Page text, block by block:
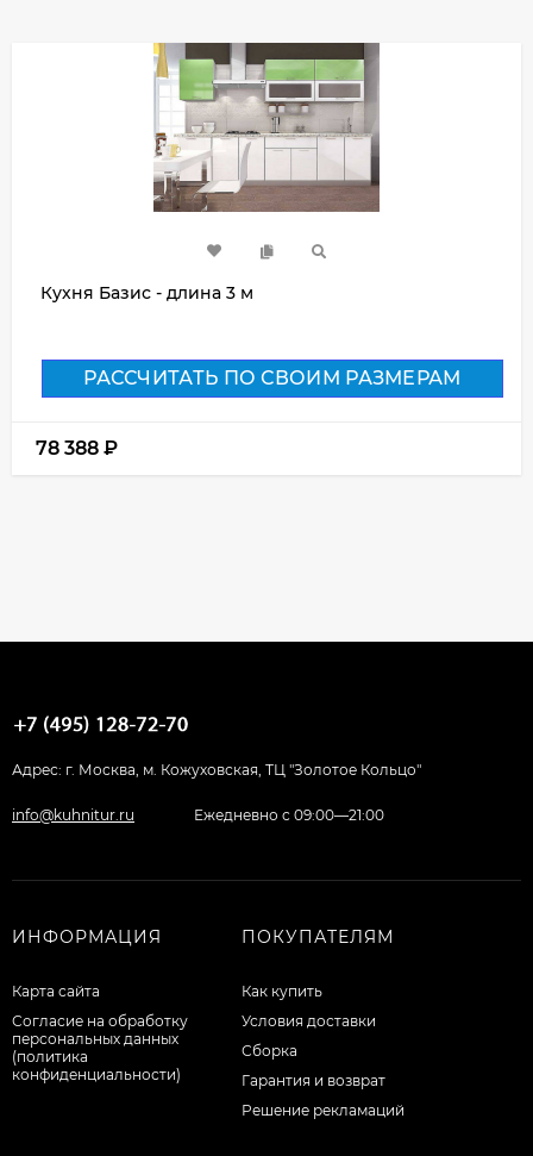
Кухня Базис - длина 3 м
РАССЧИТАТЬ ПО СВОИМ РАЗМЕРАМ
78 388 ₽
Адрес: г. Москва, м. Кожуховская, ТЦ "Золотое Кольцо"
info@kuhnitur.ru Ежедневно с 09:00—21:00
ИНФОРМАЦИЯ
Карта сайта
Согласие на обработку
персональных данных
(политика
конфиденциальности)
ПОКУПАТЕЛЯМ
Как купить
Условия доставки
Сборка
Гарантия и возврат
Решение рекламаций